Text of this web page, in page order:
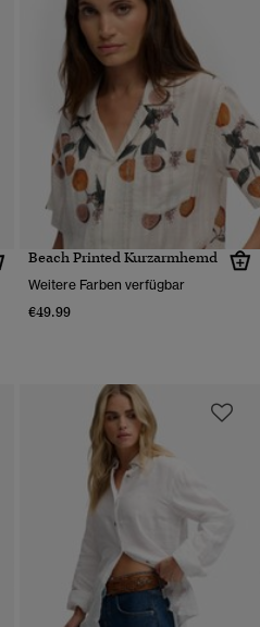
Beach Printed Kurzarmhemd
Weitere Farben verfügbar
€49.99